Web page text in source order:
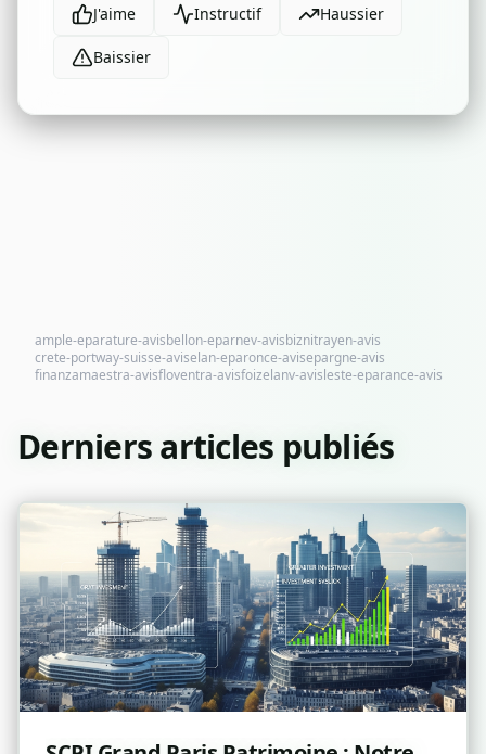
J'aime Instructif Haussier
Baissier
ample-eparature-avisbellon-eparnev-avisbiznitrayen-avis
crete-portway-suisse-aviselan-eparonce-avisepargne-avis
finanzamaestra-avisfloventra-avisfoizelanv-avisleste-eparance-avis
Derniers articles publiés